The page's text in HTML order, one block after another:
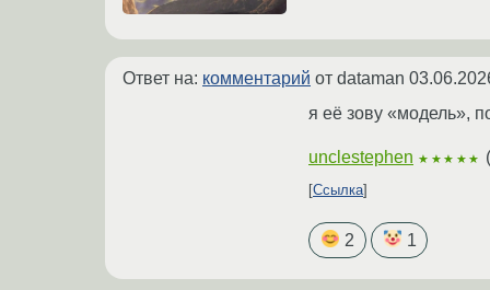
Ответ на: комментарий от dataman
я её зову «модель»,
unclestephen ★★★★★ (
Ссылка
2 1